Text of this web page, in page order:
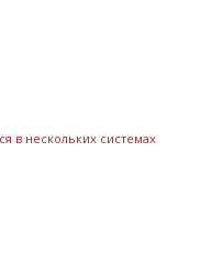
в нескольких системах